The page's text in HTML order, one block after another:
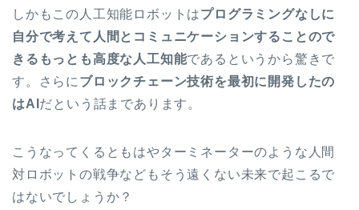
しかもこの人工知能ロボットはプログラミングなしに
自分で考えて人間とコミュニケーションすることので
きるもっとも高度な人工知能であるというから驚きで
す。さらに ブロックチェーン技術を最初に開発したの
はAI だという話まであります。
こうなってくるともはやターミネーターのような人間
対ロボットの戦争などもそう遠くない未来で起こるで
はないでしょうか？